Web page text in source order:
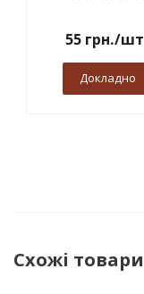
55грн./шт
Докладно
Схожі товари